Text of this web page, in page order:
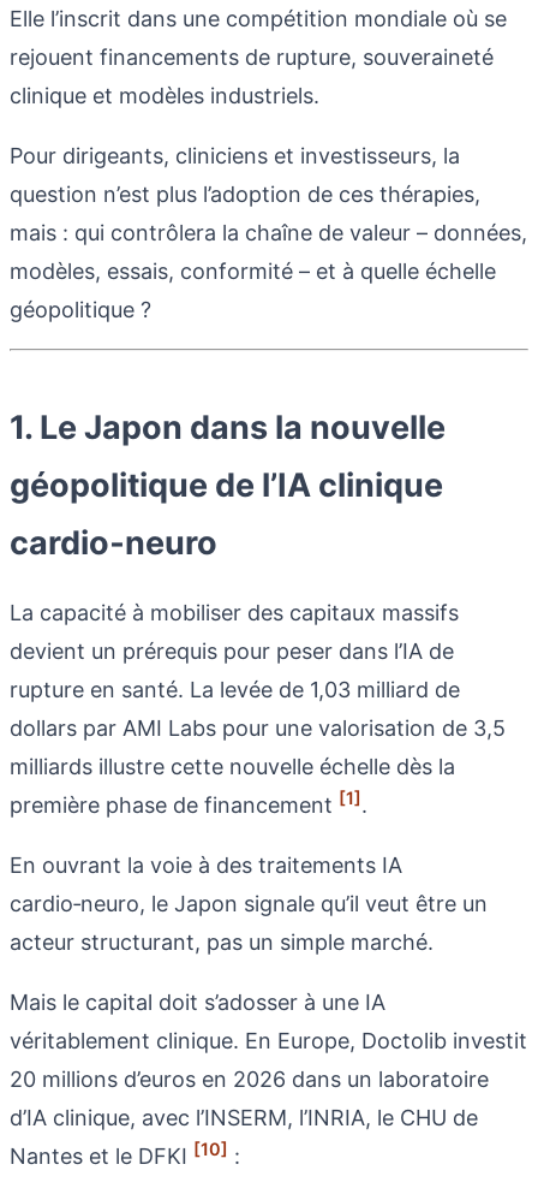
Elle l’inscrit dans une compétition mondiale où se
rejouent financements de rupture, souveraineté
clinique et modèles industriels.
Pour dirigeants, cliniciens et investisseurs, la
question n’est plus l’adoption de ces thérapies,
mais : qui contrôlera la chaîne de valeur – données,
modèles, essais, conformité – et à quelle échelle
géopolitique ?
1. Le Japon dans la nouvelle
géopolitique de l’IA clinique
cardio‑neuro
La capacité à mobiliser des capitaux massifs
devient un prérequis pour peser dans l’IA de
rupture en santé. La levée de 1,03 milliard de
dollars par AMI Labs pour une valorisation de 3,5
milliards illustre cette nouvelle échelle dès la
première phase de financement [1].
En ouvrant la voie à des traitements IA
cardio‑neuro, le Japon signale qu’il veut être un
acteur structurant, pas un simple marché.
Mais le capital doit s’adosser à une IA
véritablement clinique. En Europe, Doctolib investit
20 millions d’euros en 2026 dans un laboratoire
d’IA clinique, avec l’INSERM, l’INRIA, le CHU de
Nantes et le DFKI [10] :